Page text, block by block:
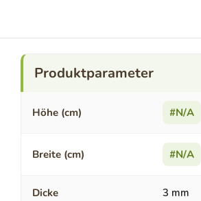
Höhe (cm) #N/A
Breite (cm) #N/A
Dicke 3 mm